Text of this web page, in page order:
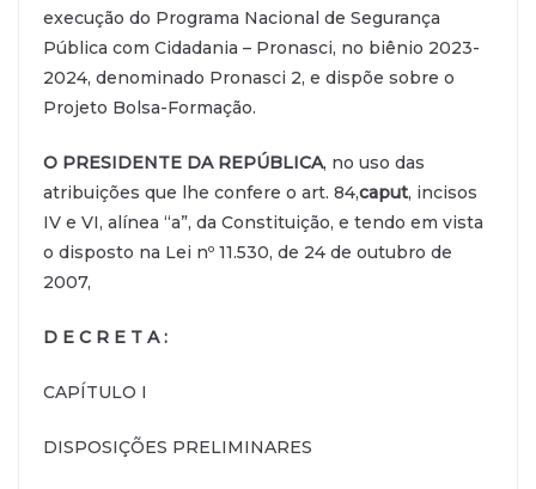
execução do Programa Nacional de Segurança
Pública com Cidadania – Pronasci, no biênio 2023-
2024, denominado Pronasci 2, e dispõe sobre o
Projeto Bolsa-Formação.
O PRESIDENTE DA REPÚBLICA, no uso das
atribuições que lhe confere o art. 84,caput, incisos
IV e VI, alínea “a”, da Constituição, e tendo em vista
o disposto na Lei nº 11.530, de 24 de outubro de
2007,
D E C R E T A :
CAPÍTULO I
DISPOSIÇÕES PRELIMINARES